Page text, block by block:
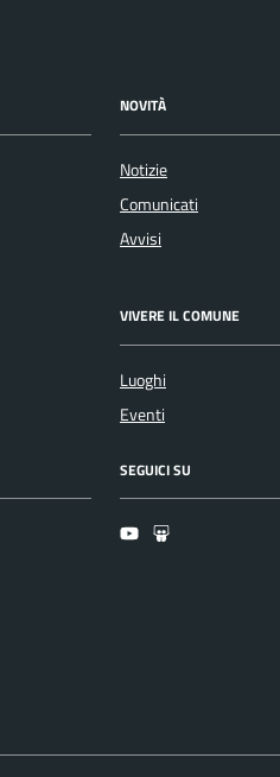
NOVITÀ
Notizie
Comunicati
Avvisi
VIVERE IL COMUNE
Luoghi
Eventi
SEGUICI SU
YoutubeSlideshare